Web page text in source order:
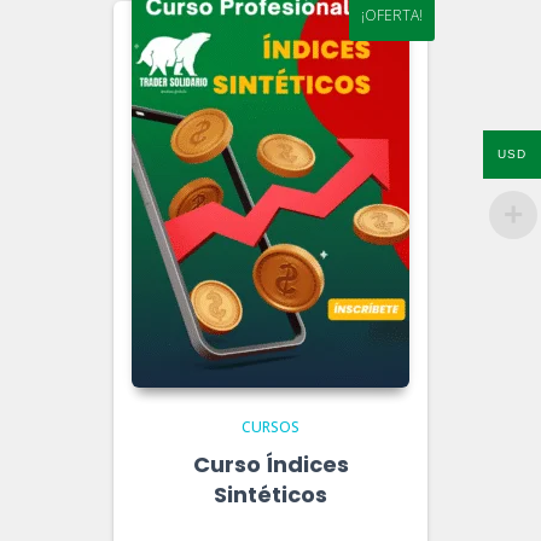
¡OFERTA!
CURSOS
Curso Índices
Sintéticos
USD